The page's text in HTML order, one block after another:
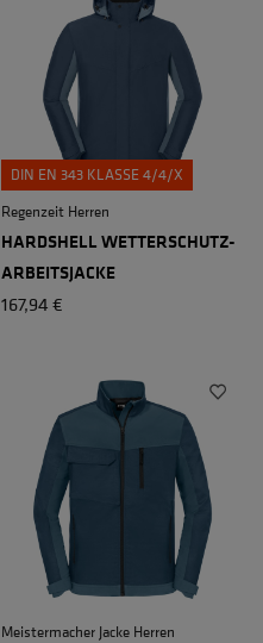
DIN EN 343 KLASSE 4/4/X
Regenzeit Herren
HARDSHELL WETTERSCHUTZ-
ARBEITSJACKE
167,94 €
Meistermacher Jacke Herren